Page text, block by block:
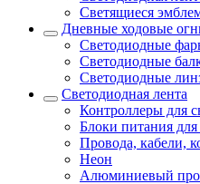
Светящиеся
Дневные ходовые
Светодиодные
Светодиодные
Светодиодные
Светодиодная лента
Контроллеры для
Блоки питания
Провода, кабели,
Неон
Алюминиевый